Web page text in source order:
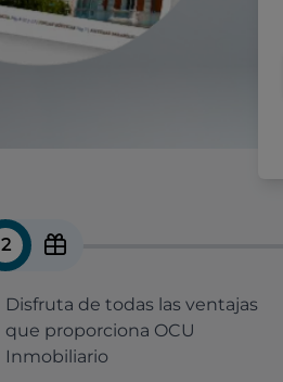
2
Disfruta de todas las ventajas
que proporciona OCU
Inmobiliario